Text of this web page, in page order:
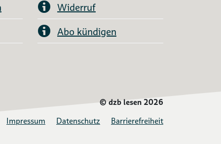
Widerruf
Abo kündigen
©dzb lesen 2026
Impressum
Datenschutz Barrierefreiheit